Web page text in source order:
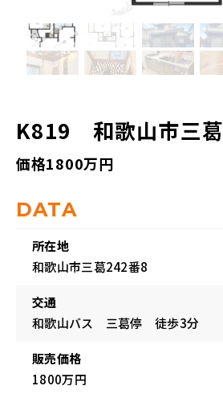
K819 和歌山市三葛
価格1800万円
DATA
所在地
和歌山市三葛242番8
交通
和歌山バス 三葛停 徒歩3分
販売価格
1800万円